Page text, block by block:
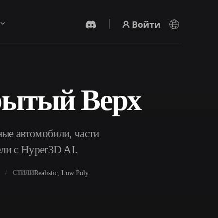
Войти
AI-Видеогенератор
Создавайте видео из текста или
изображений с помощью ИИ.Верх
автомобили, части
с Hyper3D AI.
СТИЛИRealistic, Low Poly